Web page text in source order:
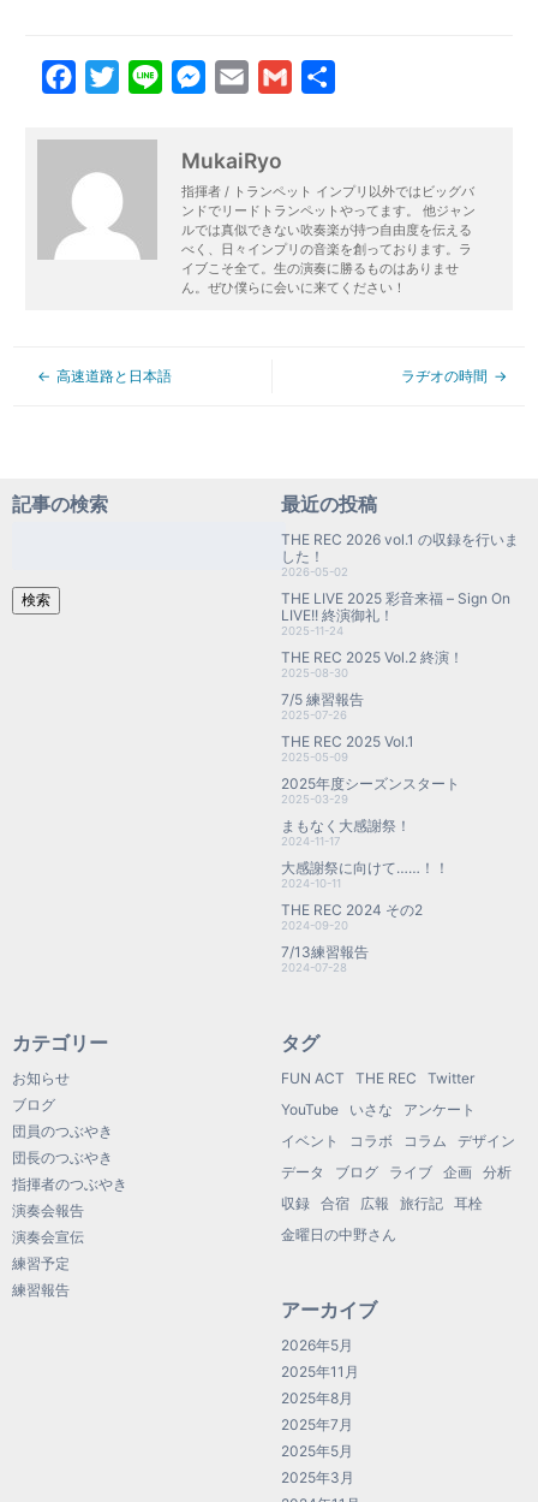
FacebookTwitterLine Messenger
Email Gmail
MukaiRyo
指揮者 / トランペット インプリ以外ではビッグバ
ンドでリードトランペットやってます。 他ジャン
ルでは真似できない吹奏楽が持つ自由度を伝える
べく、日々インプリの音楽を創っております。ラ
イブこそ全て。生の演奏に勝るものはありませ
ん。ぜひ僕らに会いに来てください！
高速道路と日本語 ラヂオの時間
記事の検索
検索
最近の投稿
THE REC 2026 vol.1 の収録を行いま
した！
2026-05-02
THE LIVE 2025 彩音来福 – Sign On
LIVE!! 終演御礼！
2025-11-24
THE REC 2025 Vol.2 終演！
2025-08-30
7/5 練習報告
2025-07-26
THE REC 2025 Vol.1
2025-05-09
2025年度シーズンスタート
2025-03-29
まもなく大感謝祭！
2024-11-17
大感謝祭に向けて……！！
2024-10-11
THE REC 2024 その2
2024-09-20
7/13練習報告
2024-07-28
カテゴリー
お知らせ
ブログ
団員のつぶやき
団長のつぶやき
指揮者のつぶやき
演奏会報告
演奏会宣伝
練習予定
練習報告
タグ
FUN ACT THE REC
Twitter
YouTube
いさな
アンケート
イベント
コラボ コラム
デザイン
データ
ブログ ライブ 企画
分析
収録
合宿 広報 旅行記
耳栓
金曜日の中野さん
アーカイブ
2026年5月
2025年11月
2025年8月
2025年7月
2025年5月
2025年3月